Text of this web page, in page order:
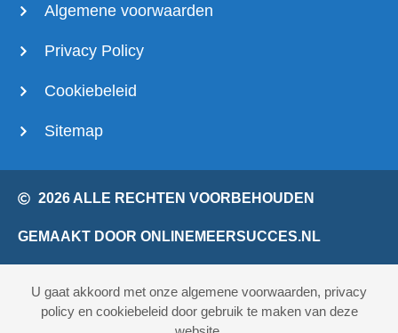
Algemene voorwaarden
Privacy Policy
Cookiebeleid
Sitemap
2026 ALLE RECHTEN VOORBEHOUDEN
GEMAAKT DOOR ONLINEMEERSUCCES.NL
U gaat akkoord met onze algemene voorwaarden, privacy
policy en cookiebeleid door gebruik te maken van deze